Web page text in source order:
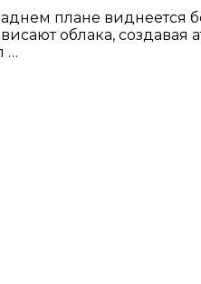
плане виднеется
облака, создавая
…